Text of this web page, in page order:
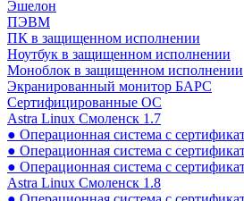
Эшелон
ПЭВМ
ПК в защищенном исполнении
Ноутбук в защищенном исполнении
Моноблок в защищенном исполнении
Экранированный монитор БАРС
Сертифицированные ОС
Astra Linux Смоленск 1.7
● Операционная система с
● Операционная система с
● Операционная система с
Astra Linux Смоленск 1.8